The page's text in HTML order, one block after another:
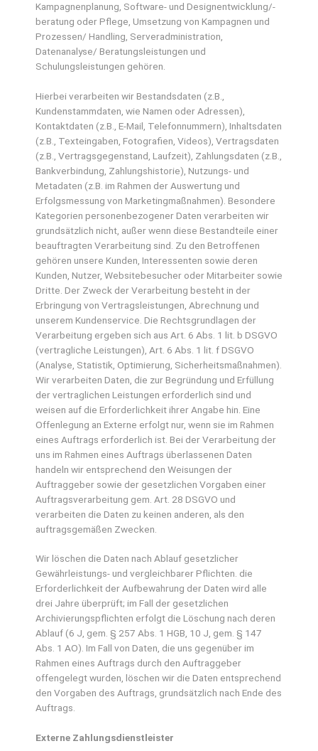
Kampagnenplanung, Software- und Designentwicklung/-
beratung oder Pflege, Umsetzung von Kampagnen und
Prozessen/ Handling, Serveradministration,
Datenanalyse/ Beratungsleistungen und
Schulungsleistungen gehören.
Hierbei verarbeiten wir Bestandsdaten (z.B.,
Kundenstammdaten, wie Namen oder Adressen),
Kontaktdaten (z.B., E-Mail, Telefonnummern), Inhaltsdaten
(z.B., Texteingaben, Fotografien, Videos), Vertragsdaten
(z.B., Vertragsgegenstand, Laufzeit), Zahlungsdaten (z.B.,
Bankverbindung, Zahlungshistorie), Nutzungs- und
Metadaten (z.B. im Rahmen der Auswertung und
Erfolgsmessung von Marketingmaßnahmen). Besondere
Kategorien personenbezogener Daten verarbeiten wir
grundsätzlich nicht, außer wenn diese Bestandteile einer
beauftragten Verarbeitung sind. Zu den Betroffenen
gehören unsere Kunden, Interessenten sowie deren
Kunden, Nutzer, Websitebesucher oder Mitarbeiter sowie
Dritte. Der Zweck der Verarbeitung besteht in der
Erbringung von Vertragsleistungen, Abrechnung und
unserem Kundenservice. Die Rechtsgrundlagen der
Verarbeitung ergeben sich aus Art. 6 Abs. 1 lit. b DSGVO
(vertragliche Leistungen), Art. 6 Abs. 1 lit. f DSGVO
(Analyse, Statistik, Optimierung, Sicherheitsmaßnahmen).
Wir verarbeiten Daten, die zur Begründung und Erfüllung
der vertraglichen Leistungen erforderlich sind und
weisen auf die Erforderlichkeit ihrer Angabe hin. Eine
Offenlegung an Externe erfolgt nur, wenn sie im Rahmen
eines Auftrags erforderlich ist. Bei der Verarbeitung der
uns im Rahmen eines Auftrags überlassenen Daten
handeln wir entsprechend den Weisungen der
Auftraggeber sowie der gesetzlichen Vorgaben einer
Auftragsverarbeitung gem. Art. 28 DSGVO und
verarbeiten die Daten zu keinen anderen, als den
auftragsgemäßen Zwecken.
Wir löschen die Daten nach Ablauf gesetzlicher
Gewährleistungs- und vergleichbarer Pflichten. die
Erforderlichkeit der Aufbewahrung der Daten wird alle
drei Jahre überprüft; im Fall der gesetzlichen
Archivierungspflichten erfolgt die Löschung nach deren
Ablauf (6 J, gem. § 257 Abs. 1 HGB, 10 J, gem. § 147
Abs. 1 AO). Im Fall von Daten, die uns gegenüber im
Rahmen eines Auftrags durch den Auftraggeber
offengelegt wurden, löschen wir die Daten entsprechend
den Vorgaben des Auftrags, grundsätzlich nach Ende des
Auftrags.
Externe Zahlungsdienstleister